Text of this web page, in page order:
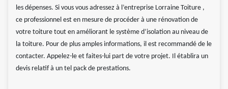
les dépenses. Si vous vous adressez à l’entreprise Lorraine Toiture ,
ce professionnel est en mesure de procéder à une rénovation de
votre toiture tout en améliorant le système d’isolation au niveau de
la toiture. Pour de plus amples informations, il est recommandé de le
contacter. Appelez-le et faites-lui part de votre projet. Il établira un
devis relatif à un tel pack de prestations.